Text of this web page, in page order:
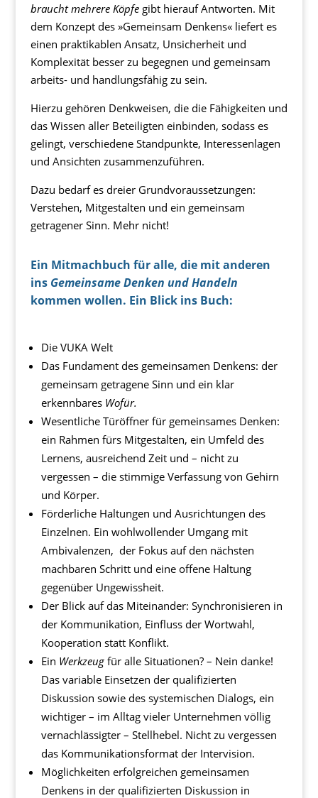
braucht mehrere Köpfegibt hierauf Antworten. Mit
dem Konzept des »Gemeinsam Denkens« liefert es
einen praktikablen Ansatz, Unsicherheit und
Komplexität besser zu begegnen und gemeinsam
arbeits- und handlungsfähig zu sein.
Hierzu gehören Denkweisen, die die Fähigkeiten und
das Wissen aller Beteiligten einbinden, sodass es
gelingt, verschiedene Standpunkte, Interessenlagen
und Ansichten zusammenzuführen.
Dazu bedarf es dreier Grundvoraussetzungen:
Verstehen, Mitgestalten und ein gemeinsam
getragener Sinn. Mehr nicht!
Ein Mitmachbuch für alle, die mit anderen
ins Gemeinsame Denken und Handeln
kommen wollen. Ein Blick ins Buch:
Die VUKA Welt
Das Fundament des gemeinsamen Denkens: der
gemeinsam getragene Sinn und ein klar
erkennbares Wofür.
Wesentliche Türöffner für gemeinsames Denken:
ein Rahmen fürs Mitgestalten, ein Umfeld des
Lernens, ausreichend Zeit und – nicht zu
vergessen – die stimmige Verfassung von Gehirn
und Körper.
Förderliche Haltungen und Ausrichtungen des
Einzelnen. Ein wohlwollender Umgang mit
Ambivalenzen, der Fokus auf den nächsten
machbaren Schritt und eine offene Haltung
gegenüber Ungewissheit.
Der Blick auf das Miteinander: Synchronisieren in
der Kommunikation, Einfluss der Wortwahl,
Kooperation statt Konflikt.
Ein Werkzeugfür alle Situationen? – Nein danke!
Das variable Einsetzen der qualifizierten
Diskussion sowie des systemischen Dialogs, ein
wichtiger – im Alltag vieler Unternehmen völlig
vernachlässigter – Stellhebel. Nicht zu vergessen
das Kommunikationsformat der Intervision.
Möglichkeiten erfolgreichen gemeinsamen
Denkens in der qualifizierten Diskussion in